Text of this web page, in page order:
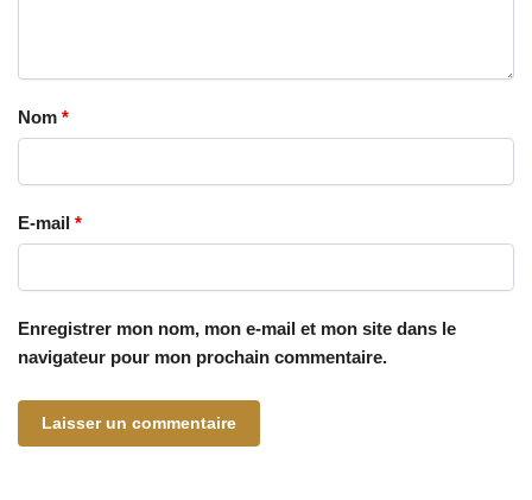
Nom *
E-mail *
Enregistrer mon nom, mon e-mail et mon site dans le
navigateur pour mon prochain commentaire.